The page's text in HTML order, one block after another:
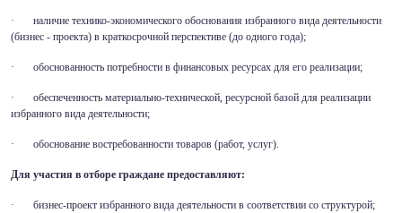
· наличие технико-экономического обоснования избранного вида деятельности
(бизнес - проекта) в краткосрочной перспективе (до одного года);
· обоснованность потребности в финансовых ресурсах для его реализации;
· обеспеченность материально-технической, ресурсной базой для реализации
избранного вида деятельности;
· обоснование востребованности товаров (работ, услуг).
Для участия в отборе граждане предоставляют:
· бизнес-проект избранного вида деятельности в соответствии со структурой;